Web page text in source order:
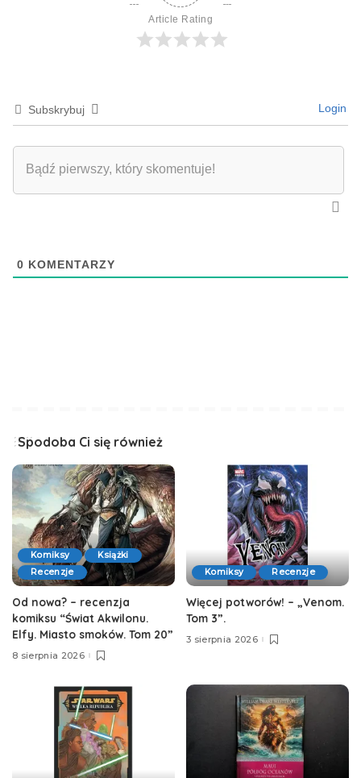
Article Rating
Subskrybuj Login
0 KOMENTARZY
Spodoba Ci się również
Komiksy
Książki
Recenzje
Od nowa? – recenzja
komiksu “Świat Akwilonu.
Elfy. Miasto smoków. Tom 20”
8 sierpnia 2026
Komiksy Recenzje
Więcej potworów! – „Venom.
Tom 3”.
3 sierpnia 2026